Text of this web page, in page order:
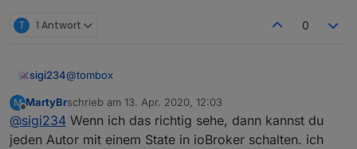
T 1 Antwort 0
sigi234@tombox
Cool, ist es auch geplant für andere Hersteller?
Gardena?
Sind Widgets geplant?
M
Offline
MartyBrschrieb am 13. Apr. 2020, 12:03
zuletzt editiert von
@sigi234 Wenn ich das richtig sehe, dann kannst du
jeden Autor mit einem State in ioBroker schalten. ich